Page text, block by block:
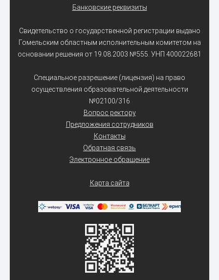
Банковские реквизиты
Свидетельство о государственной регистрации выдано
Гомельским областным исполнительным комитетом на
основании решения от 19.08.2003 №555. УНП 400022681
Специальное разрешение (лицензия) на право
осуществления образовательной деятельности
№02100/316
Вопрос ректору
Предложения сотрудников
Контакты
Обратная связь
Электронное обращение
Карта сайта